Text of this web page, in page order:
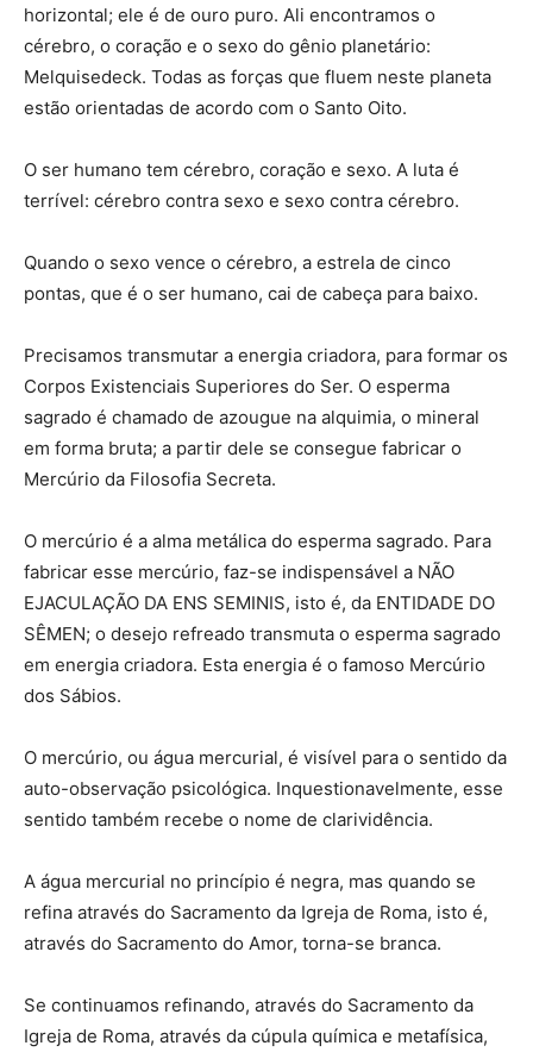
horizontal; ele é de ouro puro. Ali encontramos o
cérebro, o coração e o sexo do gênio planetário:
Melquisedeck. Todas as forças que fluem neste planeta
estão orientadas de acordo com o Santo Oito.
O ser humano tem cérebro, coração e sexo. A luta é
terrível: cérebro contra sexo e sexo contra cérebro.
Quando o sexo vence o cérebro, a estrela de cinco
pontas, que é o ser humano, cai de cabeça para baixo.
Precisamos transmutar a energia criadora, para formar os
Corpos Existenciais Superiores do Ser. O esperma
sagrado é chamado de azougue na alquimia, o mineral
em forma bruta; a partir dele se consegue fabricar o
Mercúrio da Filosofia Secreta.
O mercúrio é a alma metálica do esperma sagrado. Para
fabricar esse mercúrio, faz-se indispensável a NÃO
EJACULAÇÃO DA ENS SEMINIS, isto é, da ENTIDADE DO
SÊMEN; o desejo refreado transmuta o esperma sagrado
em energia criadora. Esta energia é o famoso Mercúrio
dos Sábios.
O mercúrio, ou água mercurial, é visível para o sentido da
auto-observação psicológica. Inquestionavelmente, esse
sentido também recebe o nome de clarividência.
A água mercurial no princípio é negra, mas quando se
refina através do Sacramento da Igreja de Roma, isto é,
através do Sacramento do Amor, torna-se branca.
Se continuamos refinando, através do Sacramento da
Igreja de Roma, através da cúpula química e metafísica,